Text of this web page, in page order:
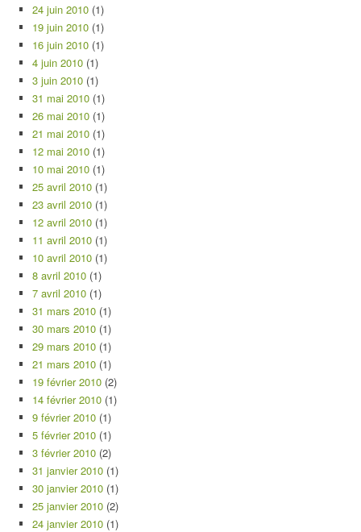
24 juin 2010 (1)
19 juin 2010 (1)
16 juin 2010 (1)
4 juin 2010 (1)
3 juin 2010 (1)
31 mai 2010 (1)
26 mai 2010 (1)
21 mai 2010 (1)
12 mai 2010 (1)
10 mai 2010 (1)
25 avril 2010 (1)
23 avril 2010 (1)
12 avril 2010 (1)
11 avril 2010 (1)
10 avril 2010 (1)
8 avril 2010 (1)
7 avril 2010 (1)
31 mars 2010 (1)
30 mars 2010 (1)
29 mars 2010 (1)
21 mars 2010 (1)
19 février 2010 (2)
14 février 2010 (1)
9 février 2010 (1)
5 février 2010 (1)
3 février 2010 (2)
31 janvier 2010 (1)
30 janvier 2010 (1)
25 janvier 2010 (2)
24 janvier 2010 (1)